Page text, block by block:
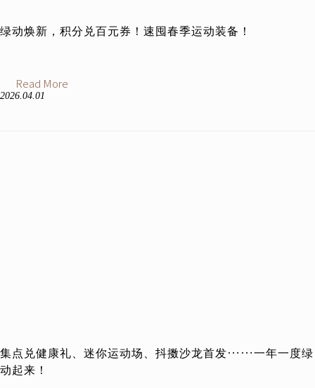
绿动焕新，积分兑百元券！速囤春季运动装备！
2026.04.01
Read More
集点兑健康礼、迷你运动场、抖擞沙龙首发……一年一度绿
动起来！